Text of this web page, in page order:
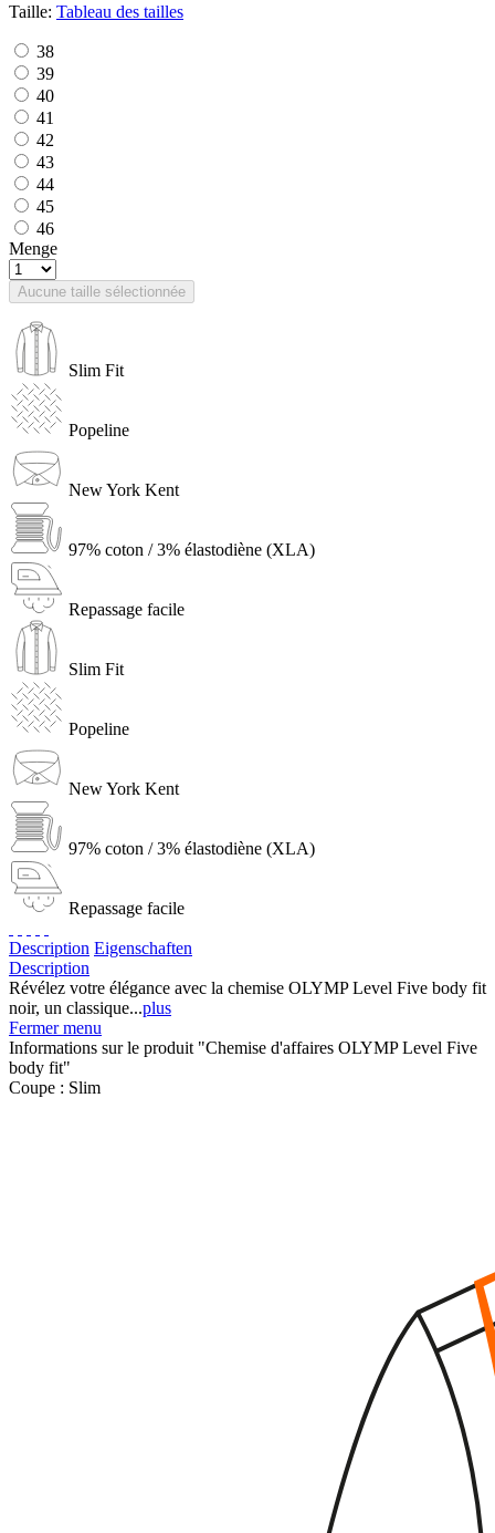
Taille: Tableau des tailles
38
39
40
41
42
43
44
45
46
Menge
Aucune taille sélectionnée
Slim Fit
Popeline
New York Kent
97% coton / 3% élastodiène (XLA)
Repassage facile
Slim Fit
Popeline
New York Kent
97% coton / 3% élastodiène (XLA)
Repassage facile
Description Eigenschaften
Description
Révélez votre élégance avec la chemise OLYMP Level Five body fit
noir, un classique...plus
Fermer menu
Informations sur le produit "Chemise d'affaires OLYMP Level Five
body fit"
Coupe : Slim